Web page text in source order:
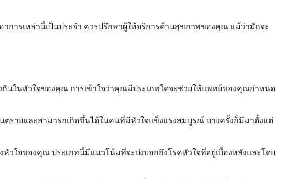
การเหล่านี้เป็นประจำ ควรปรึกษาผู้ให้บริการด้านสุขภาพของคุณ แม้ว่ามักจะ
กันในหัวใจของคุณ การเข้าใจว่าคุณมีประเภทใดจะช่วยให้แพทย์ของคุณกำหนด
ตรายและสามารถเกิดขึ้นได้ในคนที่มีหัวใจแข็งแรงสมบูรณ์ บางครั้งก็มีมาตั้งแต่
วใจของคุณ ประเภทนี้มีแนวโน้มที่จะบ่งบอกถึงโรคหัวใจที่อยู่เบื้องหลังและโดย